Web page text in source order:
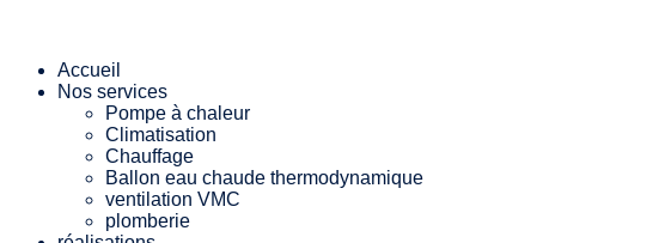
Accueil
Nos services
Pompe à chaleur
Climatisation
Chauffage
Ballon eau chaude thermodynamique
ventilation VMC
plomberie